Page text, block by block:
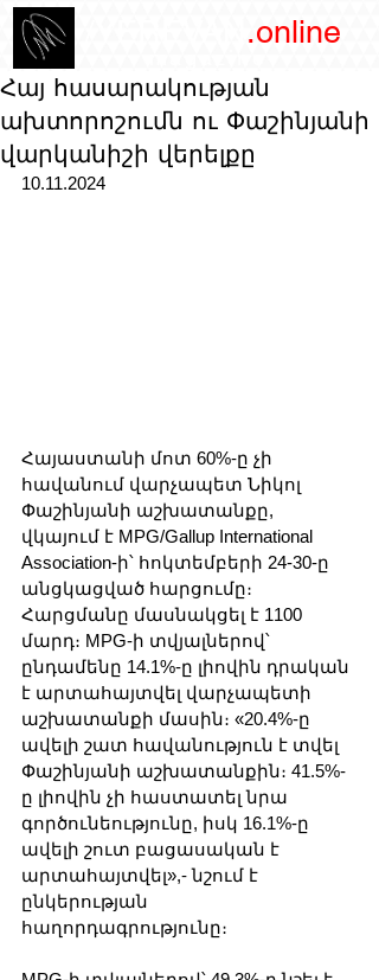
.online
Հայ հասարակության
ախտորոշումն ու Փաշինյանի
վարկանիշի վերելքը
10.11.2024
Հայաստանի մոտ 60%-ը չի
հավանում վարչապետ Նիկոլ
Փաշինյանի աշխատանքը,
վկայում է MPG/Gallup International
Association-ի՝ հոկտեմբերի 24-30-ը
անցկացված հարցումը։
Հարցմանը մասնակցել է 1100
մարդ։ MPG-ի տվյալներով՝
ընդամենը 14.1%-ը լիովին դրական
է արտահայտվել վարչապետի
աշխատանքի մասին։ «20.4%-ը
ավելի շատ հավանություն է տվել
Փաշինյանի աշխատանքին։ 41.5%-
ը լիովին չի հաստատել նրա
գործունեությունը, իսկ 16.1%-ը
ավելի շուտ բացասական է
արտահայտվել»,- նշում է
ընկերության
հաղորդագրությունը։